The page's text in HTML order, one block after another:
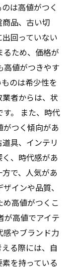
は高値がつく
品、古い切
回っていない
ため、価格が
高値がつきやす
のは希少性を
者からは、状
。 また、時代
つく傾向があ
具、インテリ
、時代感があ
で、人気があ
インや品質、
高値がつくこ
が高値でアイテ
やブランド力
る際には、自
を持っている